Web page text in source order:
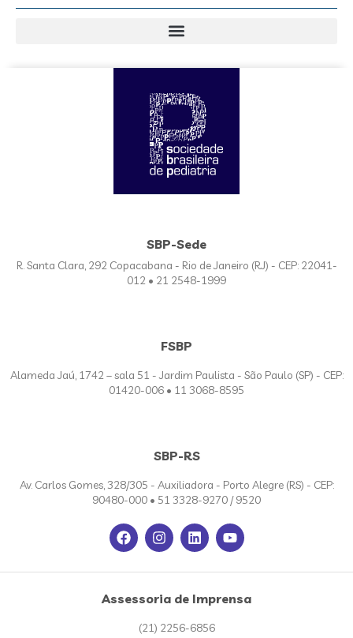
SBP-Sede
R. Santa Clara, 292 Copacabana - Rio de Janeiro (RJ) - CEP: 22041-
012 • 21 2548-1999
FSBP
Alameda Jaú, 1742 – sala 51 - Jardim Paulista - São Paulo (SP) - CEP:
01420-006 • 11 3068-8595
SBP-RS
Av. Carlos Gomes, 328/305 - Auxiliadora - Porto Alegre (RS) - CEP:
90480-000 • 51 3328-9270 / 9520
Assessoria de Imprensa
(21) 2256-6856